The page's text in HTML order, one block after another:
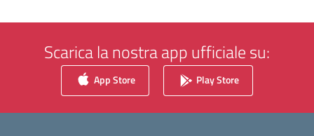
Scarica la nostra app ufficiale su:
App Store Play Store